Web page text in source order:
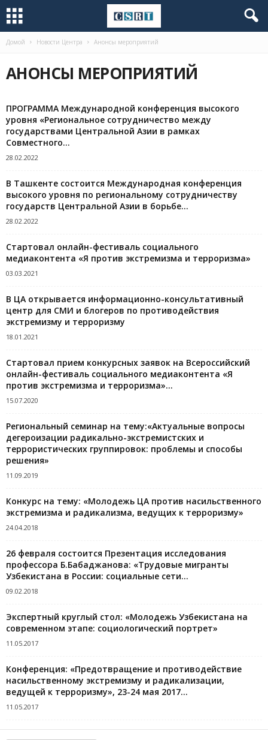
Домой Новости Центра Анонсы мероприятий
АНОНСЫ МЕРОПРИЯТИЙ
ПРОГРАММА Международной конференция высокого
уровня «Региональное сотрудничество между
государствами Центральной Азии в рамках
Совместного...
28.02.2022
В Ташкенте состоится Международная конференция
высокого уровня по региональному сотрудничеству
государств Центральной Азии в борьбе...
28.02.2022
Стартовал онлайн-фестиваль социального
медиаконтента «Я против экстремизма и терроризма»
03.03.2021
В ЦА открывается информационно-консультативный
центр для СМИ и блогеров по противодействия
экстремизму и терроризму
18.01.2021
Стартовал прием конкурсных заявок на Всероссийский
онлайн-фестиваль социального медиаконтента «Я
против экстремизма и терроризма»...
15.07.2020
Региональный семинар на тему:«Актуальные вопросы
дегероизации радикально-экстремистских и
террористических группировок: проблемы и способы
решения»
11.09.2019
Конкурс на тему: «Молодежь ЦА против насильственного
экстремизма и радикализма, ведущих к терроризму»
24.04.2018
26 февраля состоится Презентация исследования
профессора Б.Бабаджанова: «Трудовые мигранты
Узбекистана в России: социальные сети...
09.02.2018
Экспертный круглый стол: «Молодежь Узбекистана на
современном этапе: социологический портрет»
11.05.2017
Конференция: «Предотвращение и противодействие
насильственному экстремизму и радикализации,
ведущей к терроризму», 23-24 мая 2017...
11.05.2017